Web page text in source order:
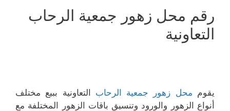
رقم محل زهور جمعية الرحاب
التعاونية
يقوم محل زهور جمعية الرحاب التعاونية ببيع مختلف
أنواع الزهور والورود وتنسيق باقات الزهور المختلفة مع